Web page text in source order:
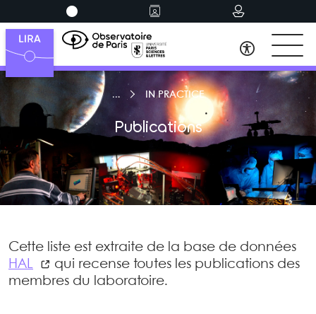
IN PRACTICE
Publications
Cette liste est extraite de la base de données
HAL
qui recense toutes les publications des
membres du laboratoire.